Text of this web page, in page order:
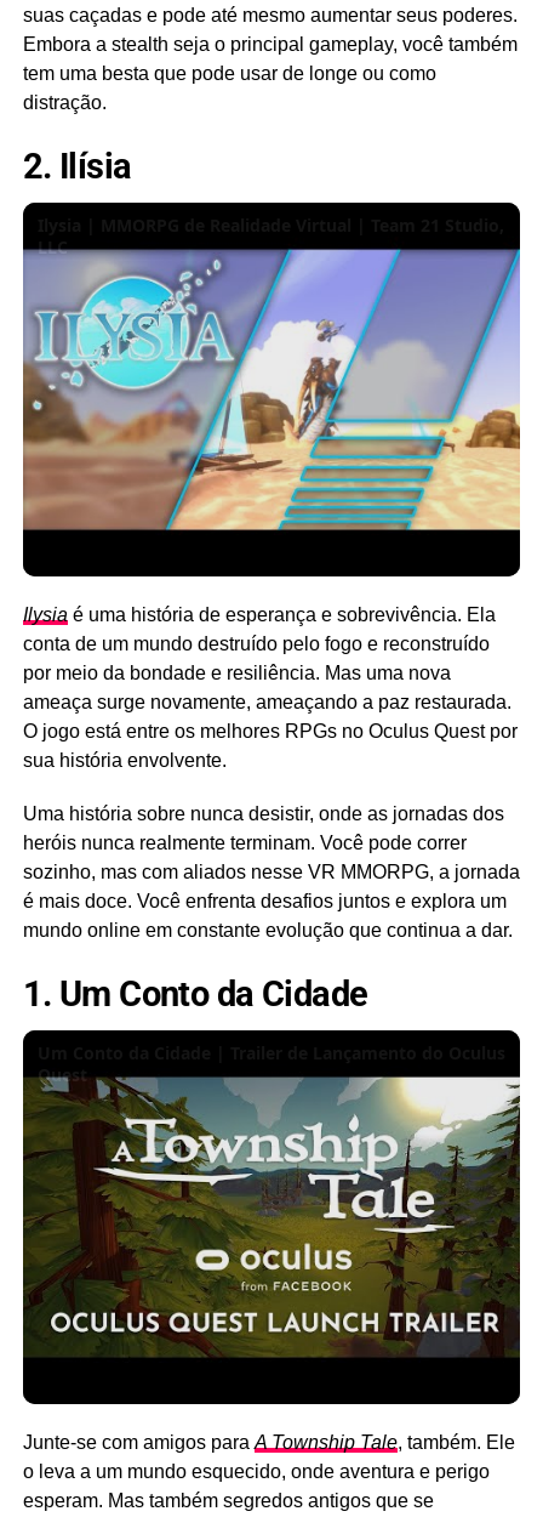
suas caçadas e pode até mesmo aumentar seus poderes.
Embora a stealth seja o principal gameplay, você também
tem uma besta que pode usar de longe ou como
distração.
2. Ilísia
LLC
Ilysia é uma história de esperança e sobrevivência. Ela
conta de um mundo destruído pelo fogo e reconstruído
por meio da bondade e resiliência. Mas uma nova
ameaça surge novamente, ameaçando a paz restaurada.
O jogo está entre os melhores RPGs no Oculus Quest por
sua história envolvente.
Uma história sobre nunca desistir, onde as jornadas dos
heróis nunca realmente terminam. Você pode correr
sozinho, mas com aliados nesse VR MMORPG, a jornada
é mais doce. Você enfrenta desafios juntos e explora um
mundo online em constante evolução que continua a dar.
1. Um Conto da Cidade
Quest
Junte-se com amigos para A Township Tale, também. Ele
o leva a um mundo esquecido, onde aventura e perigo
esperam. Mas também segredos antigos que se